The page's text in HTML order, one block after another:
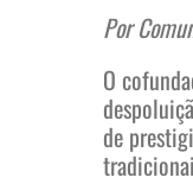
Larger
Image
Por
O
de